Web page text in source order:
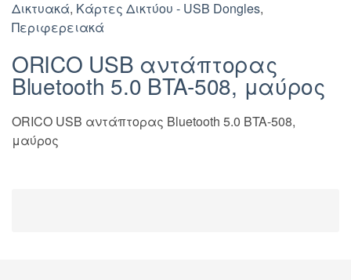
Δικτυακά, Κάρτες Δικτύου - USB Dongles,
Περιφερειακά
ORICO USB αντάπτορας
Bluetooth 5.0 BTA-508, μαύρος
ORICO USB αντάπτορας Bluetooth 5.0 BTA-508,
μαύρος